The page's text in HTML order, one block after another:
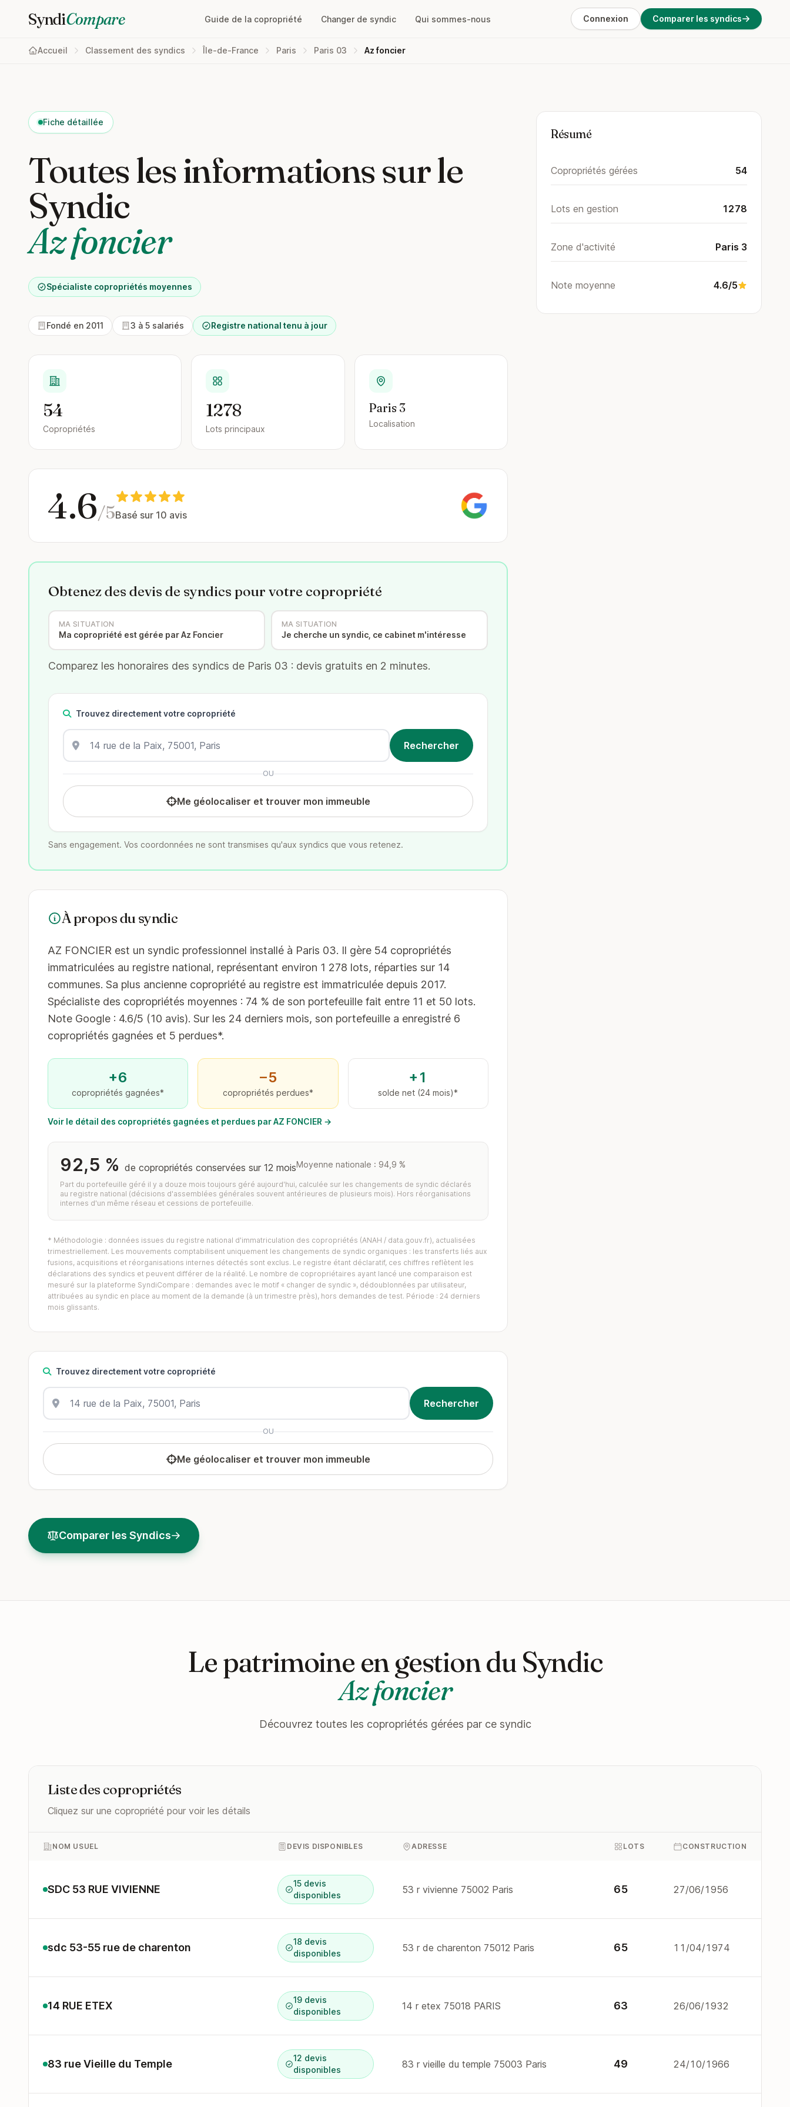
SyndiCompare Guide de la copropriété Changer de syndic Qui sommes-nous Connexion Comparer les syndics
Accueil Classement des syndics Île-de-France Paris Paris 03 Az foncier
Fiche détaillée
Toutes les informations sur le
Syndic
Az foncier
Spécialiste copropriétés moyennes
Fondé en 2011 3 à 5 salariés Registre national tenu à jour
54
Copropriétés
1278
Lots principaux
Paris 3
Localisation
4.6/5Basé sur 10 avis
Obtenez des devis de syndics pour votre copropriété
MA SITUATION
Ma copropriété est gérée par Az Foncier
MA SITUATION
Je cherche un syndic, ce cabinet m'intéresse
Comparez les honoraires des syndics de Paris 03 : devis gratuits en 2 minutes.
Trouvez directement votre copropriété
OU
Me géolocaliser et trouver mon immeuble
Sans engagement. Vos coordonnées ne sont transmises qu'aux syndics que vous retenez.
À propos du syndic
AZ FONCIER est un syndic professionnel installé à Paris 03. Il gère 54 copropriétés
immatriculées au registre national, représentant environ 1 278 lots, réparties sur 14
communes. Sa plus ancienne copropriété au registre est immatriculée depuis 2017.
Spécialiste des copropriétés moyennes : 74 % de son portefeuille fait entre 11 et 50 lots.
Note Google : 4.6/5 (10 avis). Sur les 24 derniers mois, son portefeuille a enregistré 6
copropriétés gagnées et 5 perdues*.
+6
copropriétés gagnées*
−5
copropriétés perdues*
+1
solde net (24 mois)*
Voir le détail des copropriétés gagnées et perdues par AZ FONCIER →
92,5 % de copropriétés conservées sur 12 moisMoyenne nationale : 94,9 %
Part du portefeuille géré il y a douze mois toujours géré aujourd'hui, calculée sur les changements de syndic déclarés
au registre national (décisions d'assemblées générales souvent antérieures de plusieurs mois). Hors réorganisations
internes d'un même réseau et cessions de portefeuille.
* Méthodologie : données issues du registre national d'immatriculation des copropriétés (ANAH / data.gouv.fr), actualisées
trimestriellement. Les mouvements comptabilisent uniquement les changements de syndic organiques : les transferts liés aux
fusions, acquisitions et réorganisations internes détectés sont exclus. Le registre étant déclaratif, ces chiffres reflètent les
déclarations des syndics et peuvent différer de la réalité. Le nombre de copropriétaires ayant lancé une comparaison est
mesuré sur la plateforme SyndiCompare : demandes avec le motif « changer de syndic », dédoublonnées par utilisateur,
attribuées au syndic en place au moment de la demande (à un trimestre près), hors demandes de test. Période : 24 derniers
mois glissants.
Trouvez directement votre copropriété
OU
Me géolocaliser et trouver mon immeuble
Comparer les Syndics
Résumé
Copropriétés gérées 54
Lots en gestion 1278
Zone d'activité Paris 3
Note moyenne 4.6/5
Le patrimoine en gestion du Syndic
Az foncier
Découvrez toutes les copropriétés gérées par ce syndic
Liste des copropriétés
Cliquez sur une copropriété pour voir les détails
NOM USUEL DEVIS DISPONIBLES ADRESSE LOTS CONSTRUCTION
SDC 53 RUE VIVIENNE
15 devis
disponibles
53 r vivienne 75002 Paris 65 27/06/1956
sdc 53-55 rue de charenton
18 devis
disponibles
53 r de charenton 75012 Paris 65 11/04/1974
14 RUE ETEX
19 devis
disponibles
14 r etex 75018 PARIS 63 26/06/1932
83 rue Vieille du Temple
12 devis
disponibles
83 r vieille du temple 75003 Paris 49 24/10/1966